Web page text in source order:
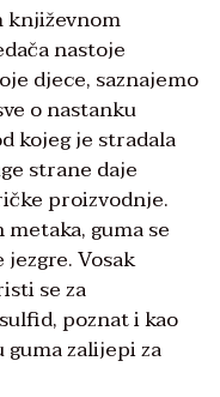
književnom
nastoje
djece, saznajemo
o nastanku
kojeg je stradala
strane daje
proizvodnje.
guma se
Vosak
se za
poznat i kao
zalijepi za